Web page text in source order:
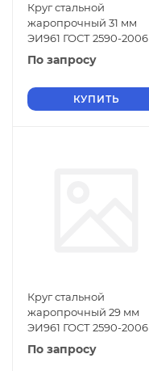
Круг стальной
жаропрочный 31 мм
ЭИ961 ГОСТ 2590-2006
По запросу
КУПИТЬ
Круг стальной
жаропрочный 29 мм
ЭИ961 ГОСТ 2590-2006
По запросу